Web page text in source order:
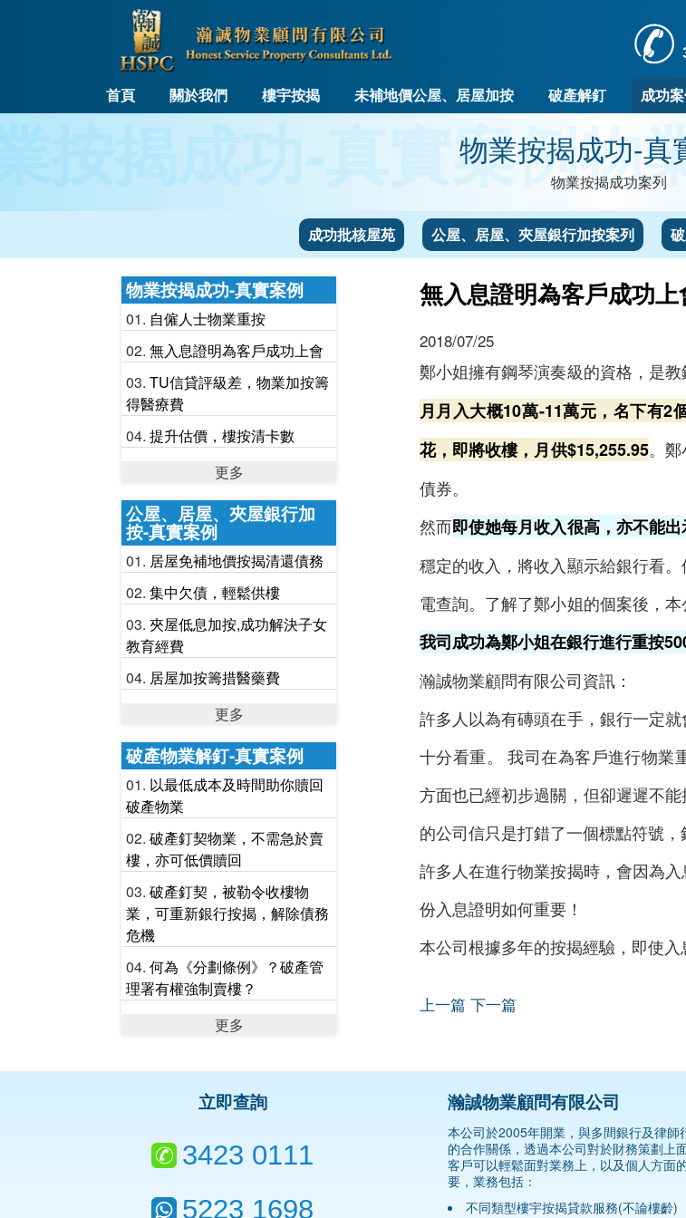
首頁 關於我們 樓宇按揭 未補地價公屋、居屋加按 破產解釘 成功
物業按揭成功-真
物業按揭成功案列
按揭成功-真實案例物
成功批核屋苑 公屋、居屋、夾屋銀行加按案列
物業按揭成功-真實案例
自僱人士物業重按
無入息證明為客戶成功上會
TU信貸評級差，物業加按籌
得醫療費
提升估價，樓按清卡數
更多
公屋、居屋、夾屋銀行加
按-真實案例
居屋免補地價按揭清還債務
集中欠債，輕鬆供樓
夾屋低息加按,成功解決子女
教育經費
居屋加按籌措醫藥費
更多
破產物業解釘-真實案例
以最低成本及時間助你贖回
破產物業
破產釘契物業，不需急於賣
樓，亦可低價贖回
破產釘契，被勒令收樓物
業，可重新銀行按揭，解除債務
危機
何為《分劃條例》？破產管
理署有權強制賣樓？
更多
無入息證明為客戶成功上
2018/07/25
鄭小姐擁有鋼琴演奏級的資格，是
月月入大概10萬-11萬元，名下有2
花，即將收樓，月供$15,255.95。鄭
債券。
然而即使她每月收入很高，亦不能
穩定的收入，將收入顯示給銀行看
電查詢。了解了鄭小姐的個案後，
我司成功為鄭小姐在銀行進行重按
瀚誠物業顧問有限公司資訊：
許多人以為有磚頭在手，銀行一定
十分看重。 我司在為客戶進行物業
方面也已經初步過關，但卻遲遲不
的公司信只是打錯了一個標點符號，
許多人在進行物業按揭時，會因為
份入息證明如何重要！
本公司根據多年的按揭經驗，即使
上一篇 下一篇
立即查詢
3423 0111
5223 1698
瀚誠物業顧問有限公司
本公司於2005年開業，與多間銀行及律師
的合作關係，透過本公司對於財務策劃上
客戶可以輕鬆面對業務上，以及個人方面
要，業務包括：
不同類型樓宇按揭貸款服務(不論樓齡)